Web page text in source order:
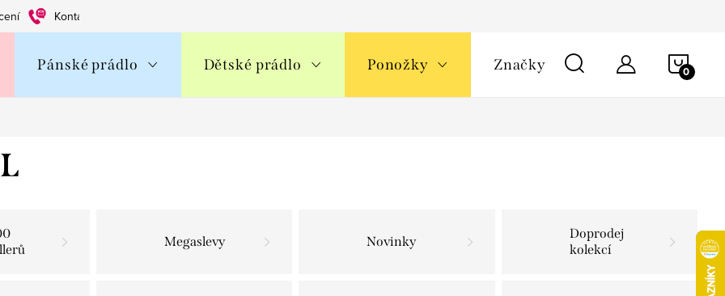
Kontakty
Pánské prádlo Dětské prádlo Ponožky Značky
Megaslevy Novinky
Doprodej
kolekcí